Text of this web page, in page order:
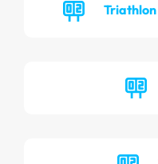
Triathlon